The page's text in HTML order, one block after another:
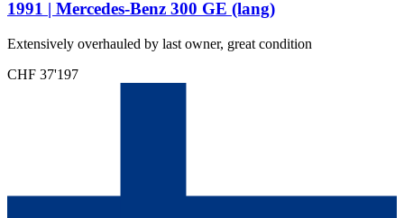
1991 | Mercedes-Benz 300 GE (lang)
Extensively overhauled by last owner, great condition
CHF 37'197